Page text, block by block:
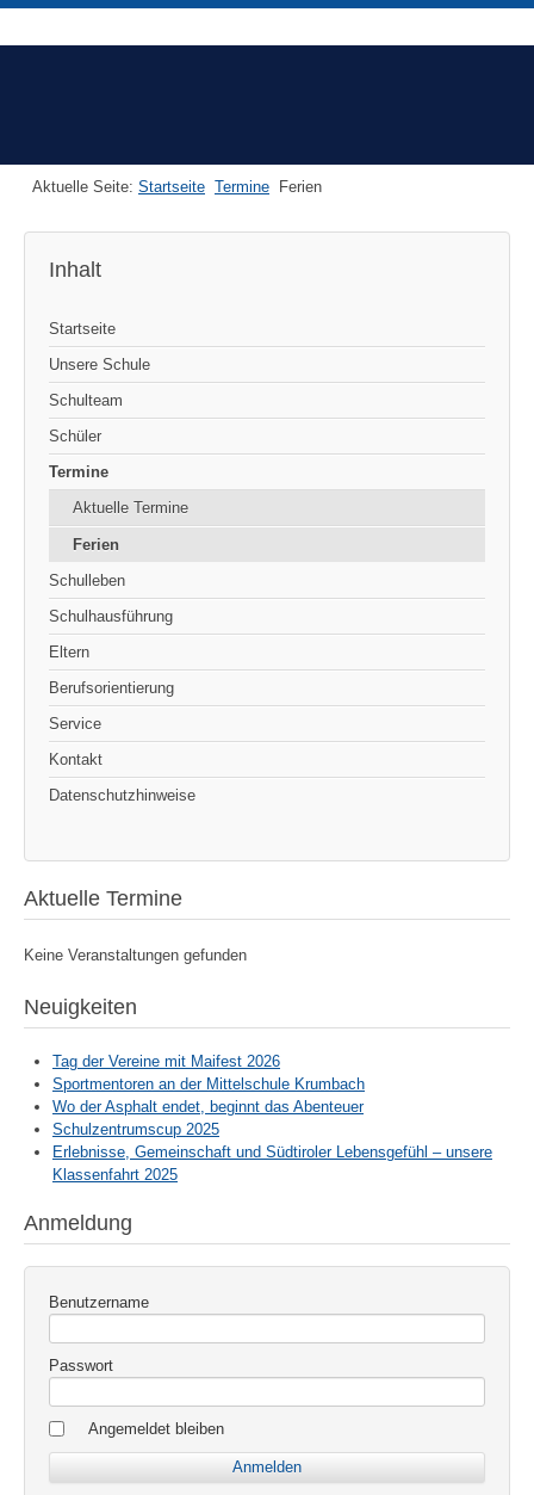
Aktuelle Seite: Startseite Termine Ferien
Inhalt
Startseite
Unsere Schule
Schulteam
Schüler
Termine
Aktuelle Termine
Ferien
Schulleben
Schulhausführung
Eltern
Berufsorientierung
Service
Kontakt
Datenschutzhinweise
Aktuelle Termine
Keine Veranstaltungen gefunden
Neuigkeiten
Tag der Vereine mit Maifest 2026
Sportmentoren an der Mittelschule Krumbach
Wo der Asphalt endet, beginnt das Abenteuer
Schulzentrumscup 2025
Erlebnisse, Gemeinschaft und Südtiroler Lebensgefühl – unsere
Klassenfahrt 2025
Anmeldung
Benutzername
Passwort
Angemeldet bleiben